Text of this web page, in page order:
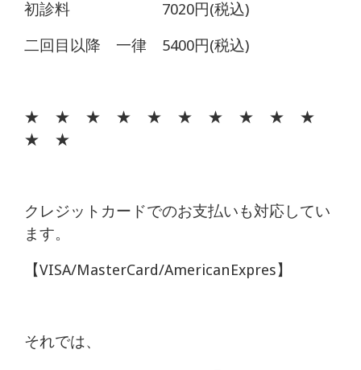
初診料 7020円(税込)
二回目以降 一律 5400円(税込)
★ ★ ★ ★ ★ ★ ★ ★ ★ ★
★ ★
クレジットカードでのお支払いも対応してい
ます。
【VISA/MasterCard/AmericanExpres】
それでは、